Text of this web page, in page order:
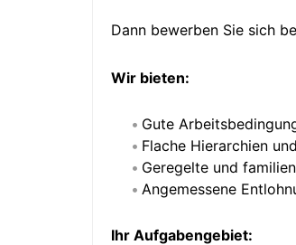
Dann bewerben Sie sich
Wir bieten:
Gute
Flache Hierarchien
Geregelte und
Angemessene
Ihr Aufgabengebiet: